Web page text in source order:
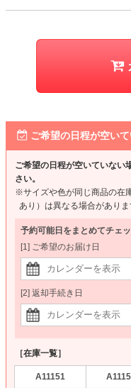
ご希望の日程が空い
ご希望の日程が空いていない
さい。
※サイズや色が同じ商品の在
あり）は異なる場合がありま
予約可能日をまとめてチェ
[1] ご希望のお届け日
[2] 返却手続き日
［在庫一覧］
A11151